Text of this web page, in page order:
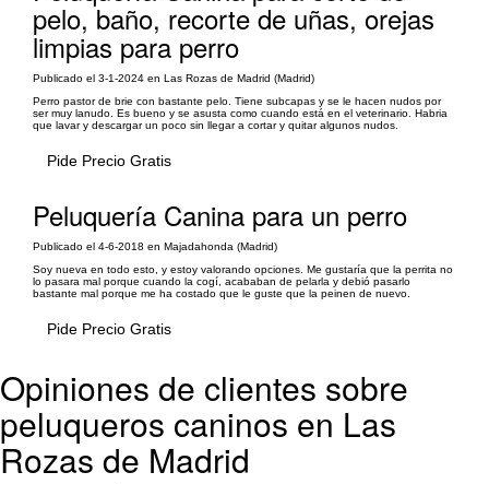
pelo, baño, recorte de uñas, orejas
limpias para perro
Publicado el 3-1-2024 en Las Rozas de Madrid (Madrid)
Perro pastor de brie con bastante pelo. Tiene subcapas y se le hacen nudos por
ser muy lanudo. Es bueno y se asusta como cuando está en el veterinario. Habria
que lavar y descargar un poco sin llegar a cortar y quitar algunos nudos.
Pide Precio Gratis
Peluquería Canina para un perro
Publicado el 4-6-2018 en Majadahonda (Madrid)
Soy nueva en todo esto, y estoy valorando opciones. Me gustaría que la perrita no
lo pasara mal porque cuando la cogí, acababan de pelarla y debió pasarlo
bastante mal porque me ha costado que le guste que la peinen de nuevo.
Pide Precio Gratis
Opiniones de clientes sobre
peluqueros caninos en Las
Rozas de Madrid